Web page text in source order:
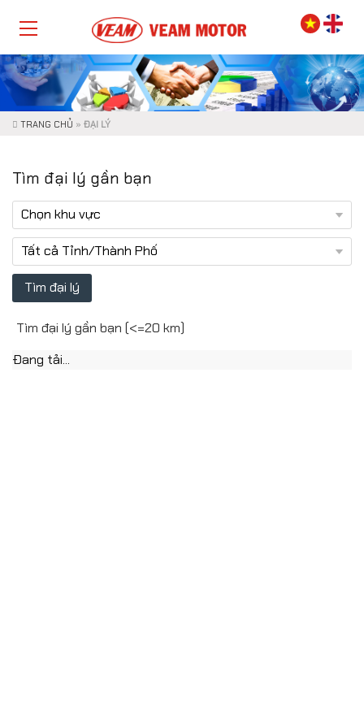
TRANG CHỦ » ĐẠI LÝ
Tìm đại lý gần bạn
Tìm đại lý gần bạn (<=20 km)
Đang tải...